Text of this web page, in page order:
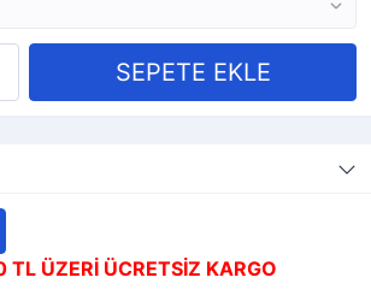
ÜZERİ ÜCRETSİZ KARGO